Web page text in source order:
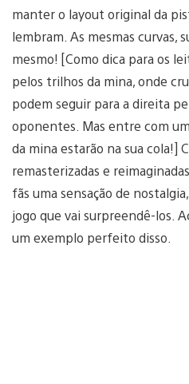
manter o layout original da
lembram. As mesmas curvas,
mesmo! [Como dica para os
pelos trilhos da mina, onde
podem seguir para a direita
oponentes. Mas entre com
da mina estarão na sua cola!]
remasterizadas e
fãs uma sensação de
jogo que vai surpreendê-los.
um exemplo perfeito disso.